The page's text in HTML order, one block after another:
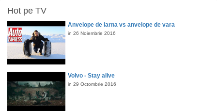
Hot pe TV
Anvelope de iarna vs anvelope de vara
in 26 Noiembrie 2016
Volvo - Stay alive
in 29 Octombrie 2016